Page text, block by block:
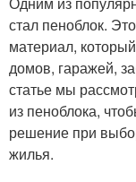
стал пеноблок.
материал,
домов, гаражей,
статье мы
из пеноблока,
решение при
жилья.